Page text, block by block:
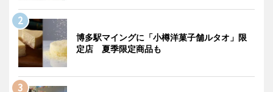
博多駅マイングに「小樽洋菓子舗ルタオ」限
定店 夏季限定商品も